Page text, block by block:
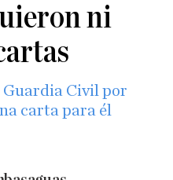
ni
Guardia Civil por
carta para él